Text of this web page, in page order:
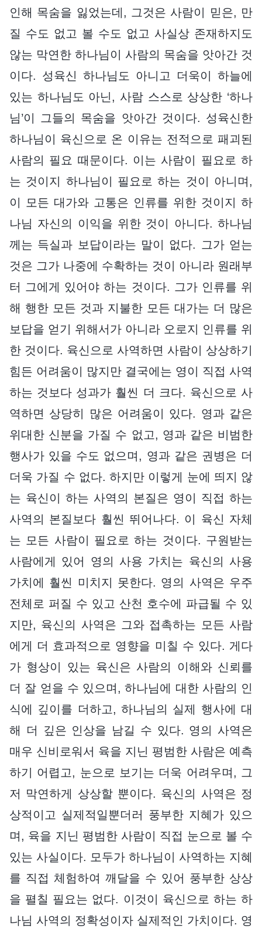
인해 목숨을 잃었는데, 그것은 사람이 믿은, 만
질 수도 없고 볼 수도 없고 사실상 존재하지도
않는 막연한 하나님이 사람의 목숨을 앗아간 것
이다. 성육신 하나님도 아니고 더욱이 하늘에
있는 하나님도 아닌, 사람 스스로 상상한 ‘하나
님’이 그들의 목숨을 앗아간 것이다. 성육신한
하나님이 육신으로 온 이유는 전적으로 패괴된
사람의 필요 때문이다. 이는 사람이 필요로 하
는 것이지 하나님이 필요로 하는 것이 아니며,
이 모든 대가와 고통은 인류를 위한 것이지 하
나님 자신의 이익을 위한 것이 아니다. 하나님
께는 득실과 보답이라는 말이 없다. 그가 얻는
것은 그가 나중에 수확하는 것이 아니라 원래부
터 그에게 있어야 하는 것이다. 그가 인류를 위
해 행한 모든 것과 지불한 모든 대가는 더 많은
보답을 얻기 위해서가 아니라 오로지 인류를 위
한 것이다. 육신으로 사역하면 사람이 상상하기
힘든 어려움이 많지만 결국에는 영이 직접 사역
하는 것보다 성과가 훨씬 더 크다. 육신으로 사
역하면 상당히 많은 어려움이 있다. 영과 같은
위대한 신분을 가질 수 없고, 영과 같은 비범한
행사가 있을 수도 없으며, 영과 같은 권병은 더
더욱 가질 수 없다. 하지만 이렇게 눈에 띄지 않
는 육신이 하는 사역의 본질은 영이 직접 하는
사역의 본질보다 훨씬 뛰어나다. 이 육신 자체
는 모든 사람이 필요로 하는 것이다. 구원받는
사람에게 있어 영의 사용 가치는 육신의 사용
가치에 훨씬 미치지 못한다. 영의 사역은 우주
전체로 퍼질 수 있고 산천 호수에 파급될 수 있
지만, 육신의 사역은 그와 접촉하는 모든 사람
에게 더 효과적으로 영향을 미칠 수 있다. 게다
가 형상이 있는 육신은 사람의 이해와 신뢰를
더 잘 얻을 수 있으며, 하나님에 대한 사람의 인
식에 깊이를 더하고, 하나님의 실제 행사에 대
해 더 깊은 인상을 남길 수 있다. 영의 사역은
매우 신비로워서 육을 지닌 평범한 사람은 예측
하기 어렵고, 눈으로 보기는 더욱 어려우며, 그
저 막연하게 상상할 뿐이다. 육신의 사역은 정
상적이고 실제적일뿐더러 풍부한 지혜가 있으
며, 육을 지닌 평범한 사람이 직접 눈으로 볼 수
있는 사실이다. 모두가 하나님이 사역하는 지혜
를 직접 체험하여 깨달을 수 있어 풍부한 상상
을 펼칠 필요는 없다. 이것이 육신으로 하는 하
나님 사역의 정확성이자 실제적인 가치이다. 영